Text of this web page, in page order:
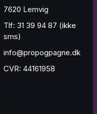
7620 Lemvig
Tlf: 31 39 94 87 (ikke
sms)
info@propogpagne.dk
CVR: 44161958